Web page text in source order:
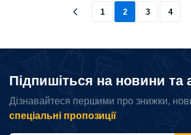
1 2 3 4
Підпишіться на новини та
Дізнавайтеся першими про знижки,
спеціальні пропозиції